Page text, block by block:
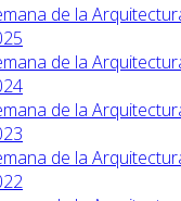
de la
de la
de la
de la